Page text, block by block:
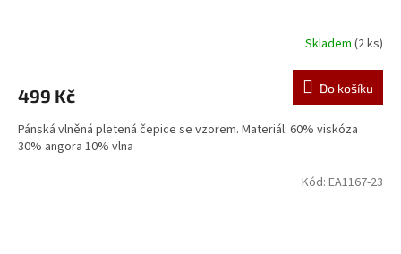
Skladem (2 ks)
499 Kč Do košíku
Pánská vlněná pletená čepice se vzorem. Materiál: 60% viskóza
30% angora 10% vlna
Kód: EA1167-23